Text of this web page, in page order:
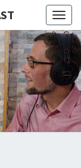
IST
Und
Der